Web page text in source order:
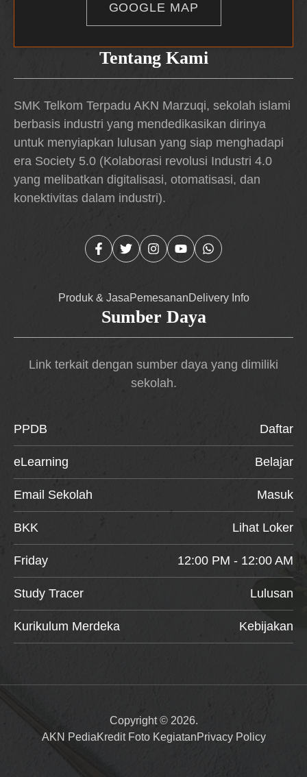
Tentang Kami
SMK Telkom Terpadu AKN Marzuqi, sekolah islami
berbasis industri yang mendedikasikan dirinya
untuk menyiapkan lulusan yang siap menghadapi
era Society 5.0 (Kolaborasi revolusi Industri 4.0
yang melibatkan digitalisasi, otomatisasi, dan
konektivitas dalam industri).
Produk & JasaPemesananDelivery Info
GOOGLE MAP
Sumber Daya
Link terkait dengan sumber daya yang dimiliki
sekolah.
PPDB Daftar
eLearning Belajar
Email Sekolah Masuk
BKK Lihat Loker
Friday 12:00 PM - 12:00 AM
Study Tracer Lulusan
Kurikulum Merdeka Kebijakan
Copyright © 2026.
AKN PediaKredit Foto KegiatanPrivacy Policy